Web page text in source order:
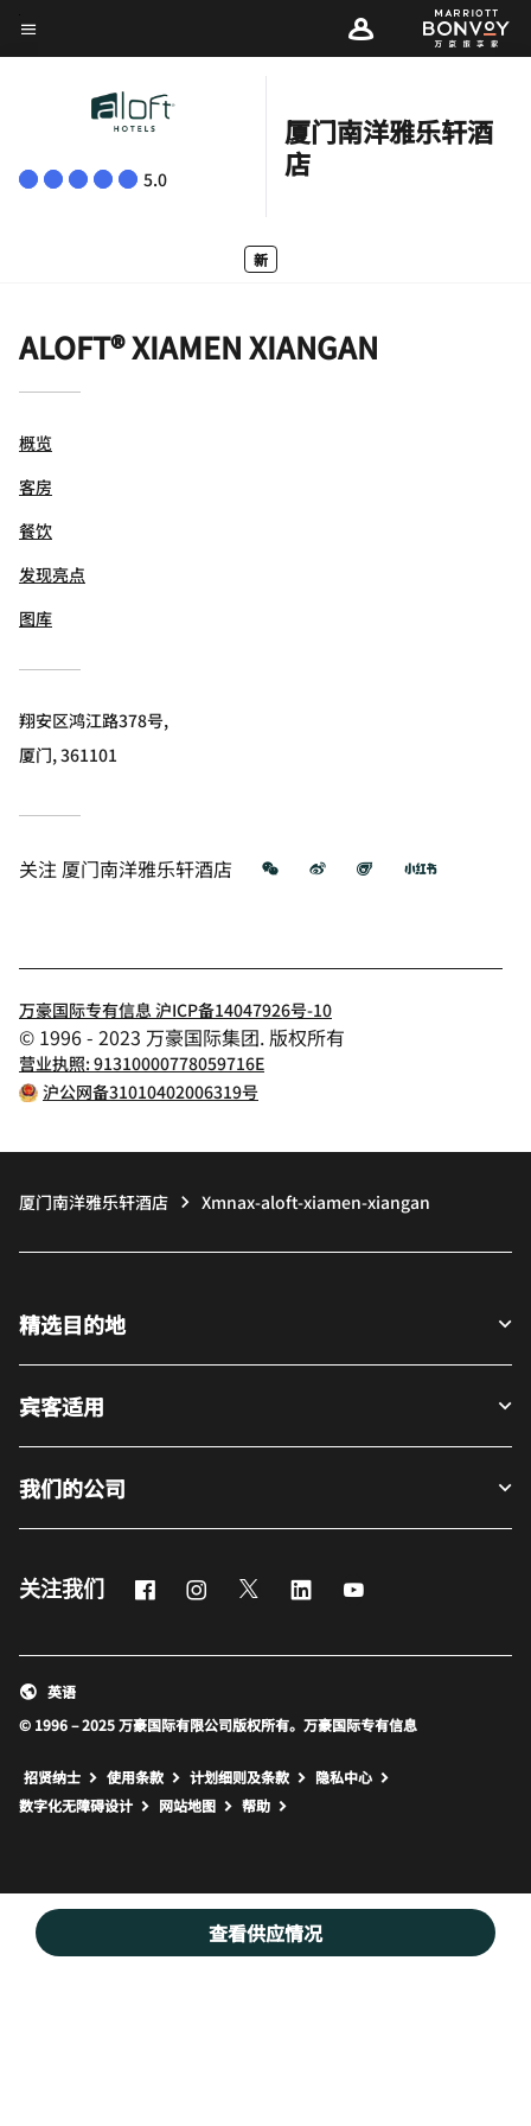
Skip
to菜单文本
5.0
厦门南洋雅乐轩酒
店
新
查看供应情况
ALOFT® XIAMEN XIANGAN
概览
客房
餐饮
发现亮点
图库
翔安区鸿江路378号,
厦门, 361101
关注 厦门南洋雅乐轩酒店 微信 微博 飞猪 小红书
万豪国际专有信息 沪ICP备14047926号-10
© 1996 - 2023 万豪国际集团. 版权所有
营业执照: 91310000778059716E
沪公网备31010402006319号
厦门南洋雅乐轩酒店 Xmnax-aloft-xiamen-xiangan
精选目的地
宾客适用
我们的公司
关注我们 FacebookInstagram
Twitter LinkedIn
© 1996 – 2025 万豪国际有限公司版权所有。万豪国际专有信息
英语
招贤纳士 使用条款 计划细则及条款
隐私中心
数字化无障碍设计
网站地图 打开新窗口
帮助